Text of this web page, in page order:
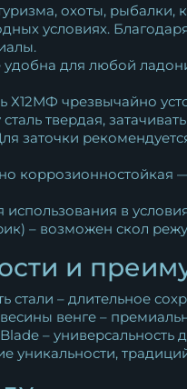
охоты, рыбалки,
условиях.
удобна для любой
Х12МФ чрезвычайно
сталь твердая,
заточки
коррозионностойкая
использования в
– возможен скол
и
стали – длительное
венге –
– универсальность
уникальности,